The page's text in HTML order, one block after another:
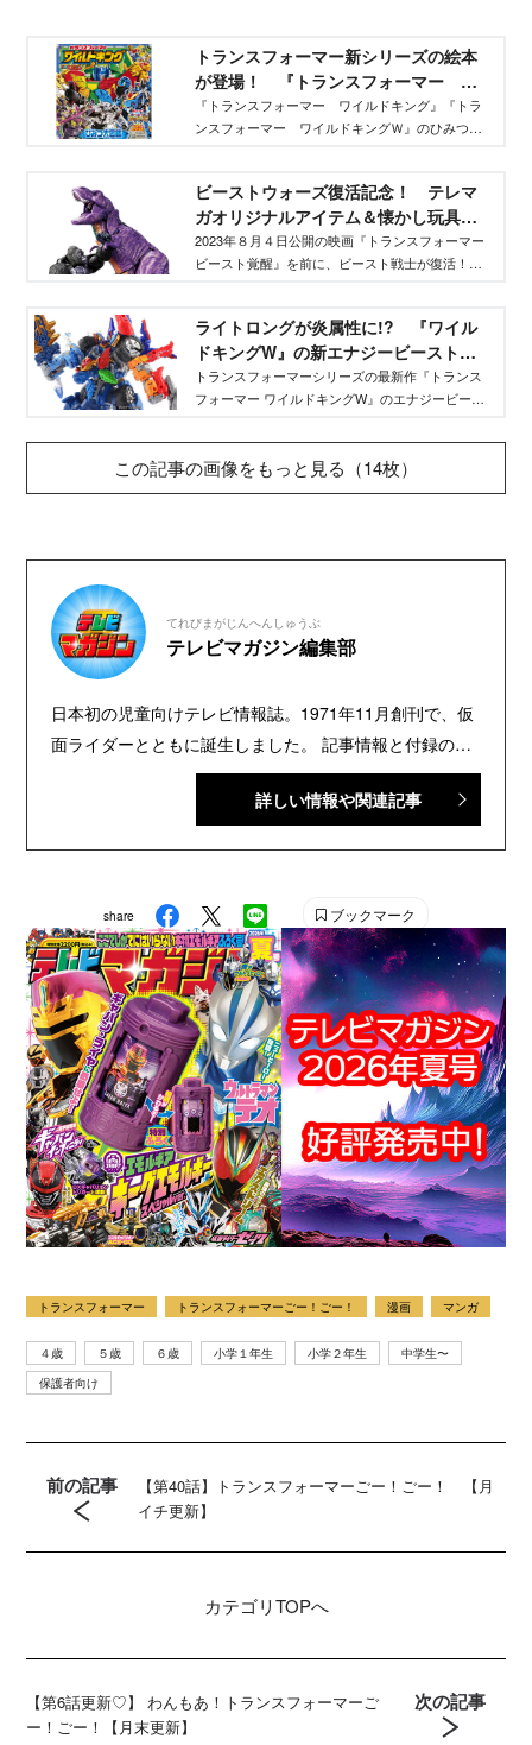
トランスフォーマー新シリーズの絵本
が登場！ 『トランスフォーマー ワ
イルドキング ひみつ大図鑑』６月29
日発売！
『トランスフォーマー ワイルドキング』『トラ
ンスフォーマー ワイルドキングＷ』のひみつが
スブレイドまでキャラクターを網羅！ この本の
ために制作されたCGも掲載されています。
ビーストウォーズ復活記念！ テレマ
ガオリジナルアイテム＆懐かし玩具を
振り返る
2023年８月４日公開の映画『トランスフォーマー
ビースト覚醒』を前に、ビースト戦士が復活！
ーズを振り返る。
ライトロングが炎属性に!? 『ワイル
ドキングW』の新エナジービーストを
レビュー！
トランスフォーマーシリーズの最新作『トランス
フォーマー ワイルドキングW』のエナジービース
ライトロング(フレイムver.)」「WKWB-03 エナジ
ービースト ラヴァムレータ(グラスver.)」
プラントハンマー」を紹介！
この記事の画像をもっと見る（14枚）
てれびまがじんへんしゅうぶ
テレビマガジン編集部
日本初の児童向けテレビ情報誌。1971年11月創刊で、仮
面ライダーとともに誕生しました。 記事情報と付録の詳
細は、YouTubeの『テレビマガジン 公式動画チャンネ
ル』で配信中。講談社発行の幼年・児童・少年・少女向
雑誌です。 【SNS】 X（旧Twitter）：@tele_maga
Instagram：＠tele_maga
詳しい情報や関連記事
share ブックマーク
トランスフォーマー トランスフォーマーごー！ごー！ 漫画 マンガ
４歳 ５歳 ６歳 小学１年生 小学２年生
中学生〜
保護者向け
前の記事
【第40話】トランスフォーマーごー！ごー！ 【月
イチ更新】
カテゴリTOPへ
【第6話更新♡】 わんもあ！トランスフォーマーご
ー！ごー！【月末更新】
次の記事